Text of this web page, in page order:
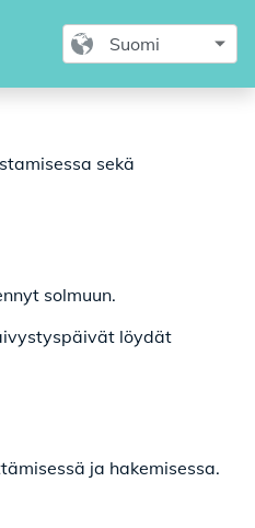
sekä
solmuun.
löydät
ja hakemisessa.